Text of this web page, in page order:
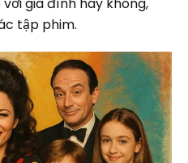
tập phim.